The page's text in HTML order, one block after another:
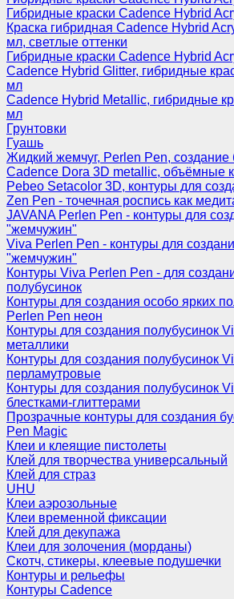
Гибридные краски Cadence Hybrid
Краска гибридная Cadence Hybrid
мл, светлые оттенки
Гибридные краски Cadence Hybrid
Cadence Hybrid Glitter, гибридные
мл
Cadence Hybrid Metallic, гибридные
мл
Грунтовки
Гуашь
Жидкий жемчуг, Perlen Pen, создание
Cadence Dora 3D metallic, объёмные
Pebeo Setacolor 3D, контуры для
Zen Pen - точечная роспись как
JAVANA Perlen Pen - контуры для
"жемчужин"
Viva Perlen Pen - контуры для
"жемчужин"
Контуры Viva Perlen Pen - для
полубусинок
Контуры для создания особо ярких
Perlen Pen неон
Контуры для создания полубусинок
металлики
Контуры для создания полубусинок
перламутровые
Контуры для создания полубусинок
блестками-глиттерами
Прозрачные контуры для создания
Pen Magic
Клеи и клеящие пистолеты
Клей для творчества универсальный
Клей для страз
UHU
Клеи аэрозольные
Клеи временной фиксации
Клей для декупажа
Клеи для золочения (морданы)
Скотч, стикеры, клеевые подушечки
Контуры и рельефы
Контуры Cadence